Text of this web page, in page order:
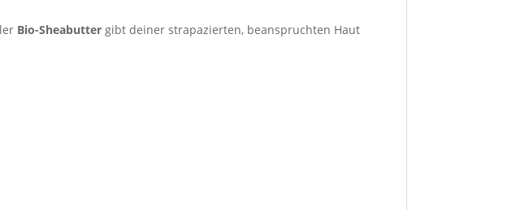
Bio-Sheabutter gibt deiner strapazierten, beanspruchten Haut